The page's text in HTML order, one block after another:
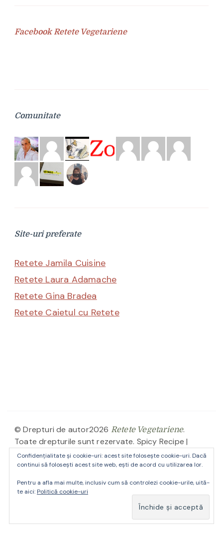
Facebook Retete Vegetariene
Comunitate
Site-uri preferate
Retete Jamila Cuisine
Retete Laura Adamache
Retete Gina Bradea
Retete Caietul cu Retete
© Drepturi de autor2026 Retete Vegetariene.
Toate drepturile sunt rezervate. Spicy Recipe |
Dezvoltată deBlossom Themes. Propulsată de
WordPress.
Despre site-ul Retete Vegetariene
Contact
Politica de confidentialitate
Confidențialitate și cookie-uri: acest site folosește cookie-uri. Dacă
continui să folosești acest site web, ești de acord cu utilizarea lor.
Pentru a afla mai multe, inclusiv cum să controlezi cookie-urile, uită-
te aici: Politică cookie-uri